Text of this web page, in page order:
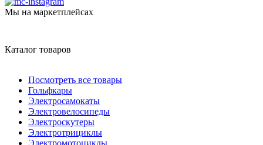
Мы на маркетплейсах
Каталог товаров
Посмотреть все товары
Гольфкары
Электросамокаты
Электровелосипеды
Электроскутеры
Электротрициклы
Электромотоциклы